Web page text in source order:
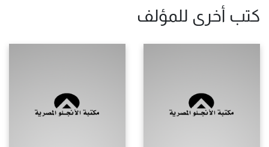
كتب أخرى للمؤلف